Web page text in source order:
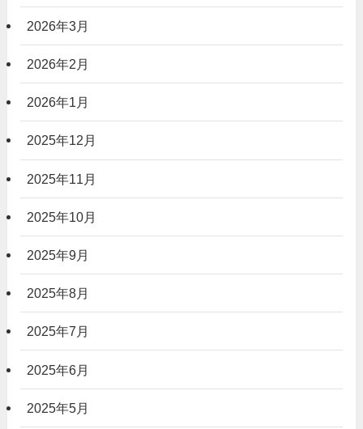
2026年3月
2026年2月
2026年1月
2025年12月
2025年11月
2025年10月
2025年9月
2025年8月
2025年7月
2025年6月
2025年5月